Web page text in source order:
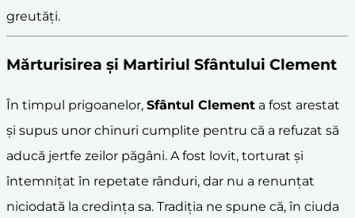
greutăți.
Mărturisirea și Martiriul Sfântului Clement
În timpul prigoanelor, Sfântul Clement a fost arestat
și supus unor chinuri cumplite pentru că a refuzat să
aducă jertfe zeilor păgâni. A fost lovit, torturat și
întemnițat în repetate rânduri, dar nu a renunțat
niciodată la credința sa. Tradiția ne spune că, în ciuda